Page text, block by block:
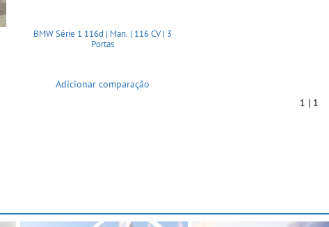
BMW Série 1 116d | Man. | 116 CV | 3
Portas
Adicionar comparação
1 | 1